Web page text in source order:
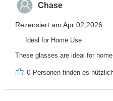
Chase
Rezensiert am Apr 02,2026
Ideal for Home Use
These glasses are ideal for
0 Personen finden es